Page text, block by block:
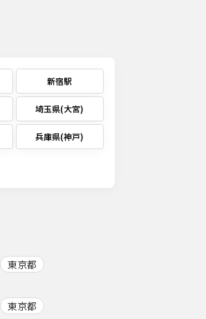
新宿駅
埼玉県(大宮)
兵庫県(神戸)
東京都
東京都